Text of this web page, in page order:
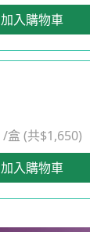
加入購物車
/盒 (共$1,650)
加入購物車